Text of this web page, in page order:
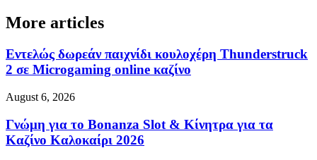
More articles
Εντελώς δωρεάν παιχνίδι κουλοχέρη Thunderstruck
2 σε Microgaming online καζίνο
August 6, 2026
Γνώμη για το Bonanza Slot & Κίνητρα για τα
Καζίνο Καλοκαίρι 2026